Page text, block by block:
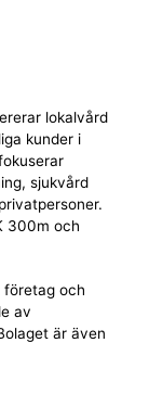
lokalvård
kunder i
sjukvård
300m och
företag och
av
är även